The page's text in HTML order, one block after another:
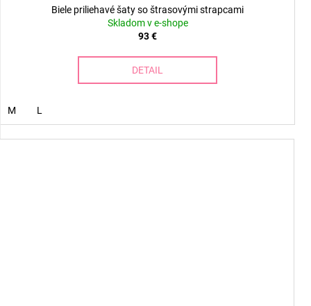
Biele priliehavé šaty so štrasovými strapcami
Skladom v e-shope
93 €
DETAIL
M L